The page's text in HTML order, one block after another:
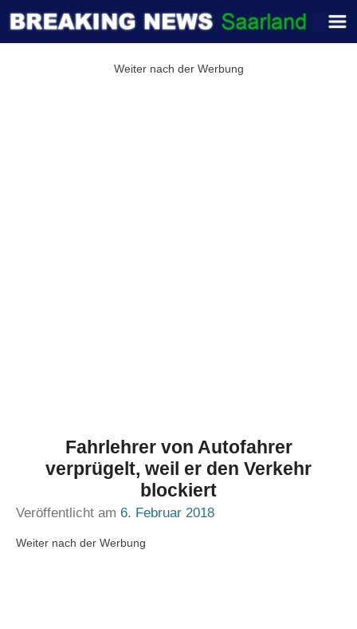
Weiter nach der Werbung
Fahrlehrer von Autofahrer
verprügelt, weil er den Verkehr
blockiert
Veröffentlicht am 6. Februar 2018
Weiter nach der Werbung